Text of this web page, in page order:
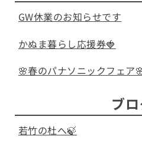
GW休業のお知らせです
かぬま暮らし応援券🍓
🌸春のパナソニックフェア
ブ
若竹の杜へ🍃